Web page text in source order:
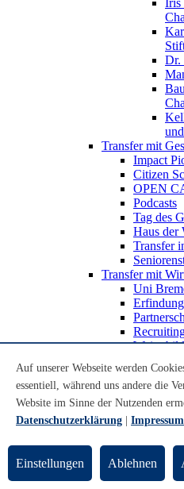
Dr.
Transfer mit
Impact
Citizen
OPEN
Podcasts
Tag des
Haus der
Transfer
Transfer mit
Uni
Lehrkräfte
UniTransfer -
Auf unserer Webseite werden
essentiell, während uns andere die
Website im Sinne der Nutzenden
Datenschutzerklärung
Impressum
Einstellungen Ablehnen